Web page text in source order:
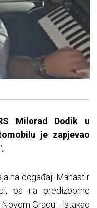
Milorad Dodik u
je zapjevao
na događaj. Manastir
pa na predizborne
Gradu - istakao